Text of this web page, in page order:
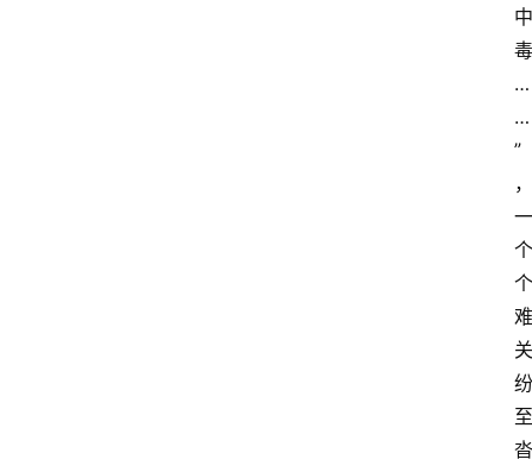
中
毒
…
…
”
，
一
个
个
难
关
纷
至
沓